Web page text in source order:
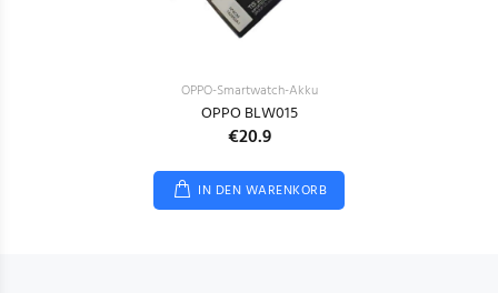
OPPO-Smartwatch-Akku
OPPO BLW015
€20.9
IN DEN WARENKORB